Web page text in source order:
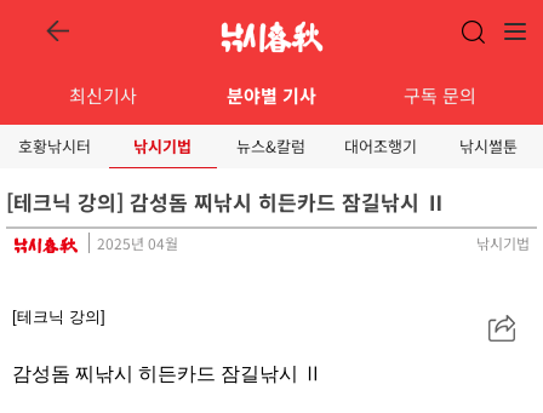
최신기사 분야별 기사 구독 문의
호황낚시터 낚시기법 뉴스&칼럼 대어조행기 낚시썰툰
[테크닉 강의] 감성돔 찌낚시 히든카드 잠길낚시 Ⅱ
2025년 04월 낚시기법
공
유
[테크닉 강의]
감성돔 찌낚시 히든카드 잠길낚시 Ⅱ